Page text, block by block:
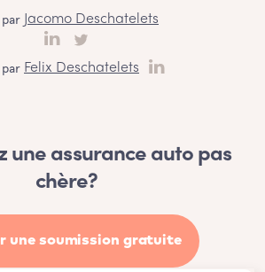
Jacomo Deschatelets
par Felix Deschatelets
une assurance auto pas
chère?
une soumission gratuite